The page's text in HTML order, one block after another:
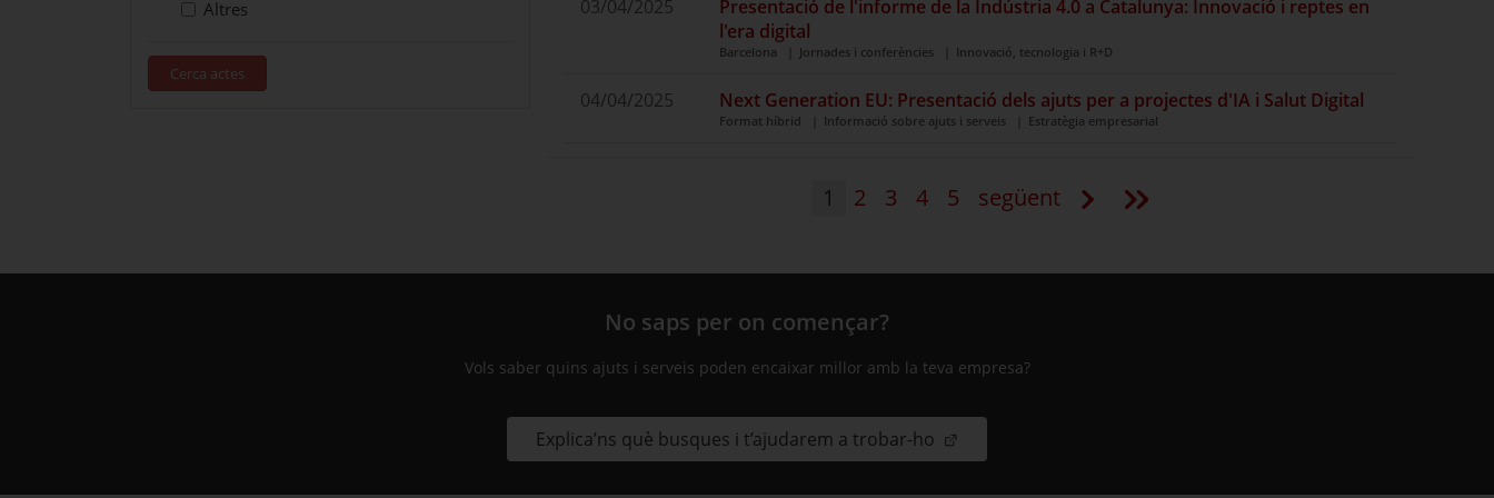
Altres
Cerca actes
03/04/2025
Presentació de l'informe de la Indústria 4.0 a Catalunya: Innovació i reptes en
l'era digital
Barcelona Jornades i conferències Innovació, tecnologia i R+D
04/04/2025 Next Generation EU: Presentació dels ajuts per a projectes d'IA i Salut Digital
Format híbrid Informació sobre ajuts i serveis Estratègia empresarial
1 2 3 4 5 següent
No saps per on començar?
Vols saber quins ajuts i serveis poden encaixar millor amb la teva empresa?
Explica’ns què busques i t’ajudarem a trobar-ho